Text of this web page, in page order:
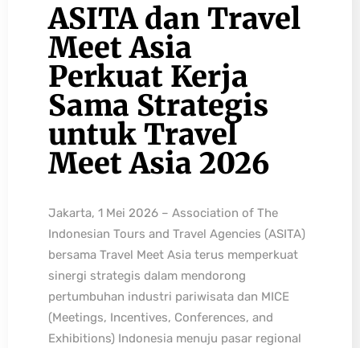
ASITA dan Travel
Meet Asia
Perkuat Kerja
Sama Strategis
untuk Travel
Meet Asia 2026
Jakarta, 1 Mei 2026 – Association of The
Indonesian Tours and Travel Agencies (ASITA)
bersama Travel Meet Asia terus memperkuat
sinergi strategis dalam mendorong
pertumbuhan industri pariwisata dan MICE
(Meetings, Incentives, Conferences, and
Exhibitions) Indonesia menuju pasar regional